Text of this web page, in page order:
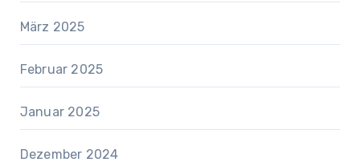
März 2025
Februar 2025
Januar 2025
Dezember 2024